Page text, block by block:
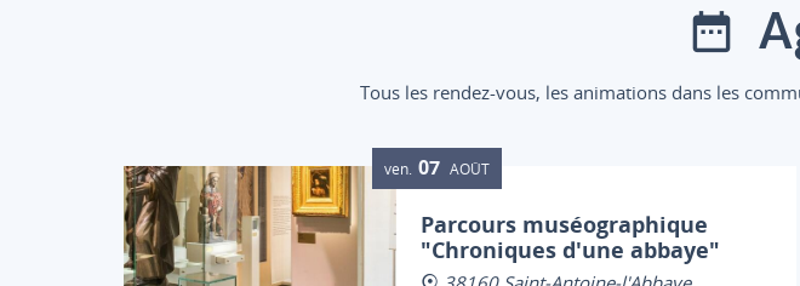
Tous les rendez-vous, les animations dans les
ven. 07 AOÛT
Parcours muséographique
"Chroniques d'une abbaye"